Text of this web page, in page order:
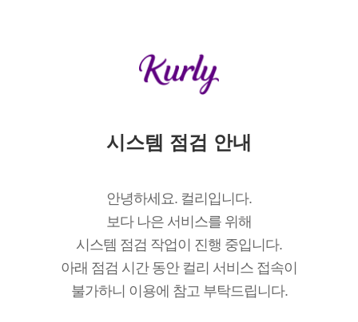
시스템 점검 안내
안녕하세요. 컬리입니다.
보다 나은 서비스를 위해
시스템 점검 작업이 진행 중입니다.
아래 점검 시간 동안 컬리 서비스 접속이
불가하니 이용에 참고 부탁드립니다.